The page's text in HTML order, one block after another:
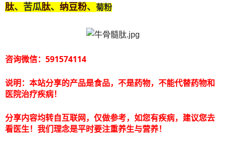
肽、苦瓜肽、 纳豆粉、 菊粉
咨询微信：591574114
说明：本站分享的产品是食品，不是药物，不能代替药物和
医院治疗疾病！
分享内容均转自互联网，仅做参考，如您有疾病，建议您去
看医生！我们理念是平时要注重养生与营养！